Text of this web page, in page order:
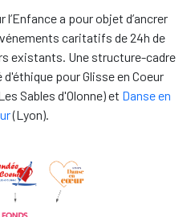
a pour objet d’ancrer
caritatifs de 24h de
existants. Une structure-cadre
pour Glisse en Coeur
Sables d'Olonne) et Danse en
(Lyon).